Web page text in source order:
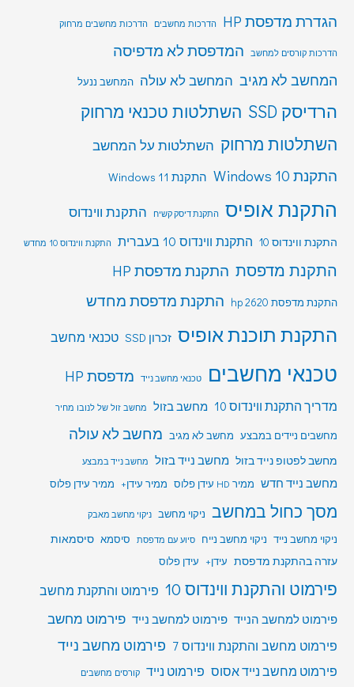
הגדרת מדפסת HP הדרכות מחשבים הדרכות מחשבים מרחוק
הדרכות קורסים למחשב המדפסת לא מדפיסה
המחשב לא מגיב המחשב לא עולה המחשב ננעל
הרדיסק SSD
השתלטות טכנאי מרחוק
השתלטות מרחוק השתלטות על המחשב
התקנת Windows 10 התקנת Windows 11
התקנת אופיס התקנת דיסק קשיח התקנת ווינדוס
התקנת ווינדוס 10 התקנת ווינדוס 10 בעברית התקנת ווינדוס 10 מחדש
התקנת מדפסת התקנת מדפסת HP
התקנת מדפסת hp 2620 התקנת מדפסת מחדש
התקנת תוכנת אופיס זכרון SSD טכנאי מחשב
טכנאי מחשבים טכנאי מחשב נייד מדפסת HP
מדריך התקנת ווינדוס 10 מחשב בזול מחשב זול של לנובו מחיר
מחשבים ניידים במבצע מחשב לא מגיב מחשב לא עולה
מחשב לפטופ נייד בזול מחשב נייד בזול מחשב נייד במבצע
מחשב נייד חדש ממיר HD עידן פלוס ממיר עידן+ ממיר עידן פלוס
מסך כחול במחשב ניקוי מחשב ניקוי מחשב מאבק
ניקוי מחשב נייד ניקוי מחשב נייח סיוע עם מדפסת סיסמא סיסמאות
עזרה בהתקנת מדפסת עידן+ עידן פלוס
פירמוט והתקנת ווינדוס 10 פירמוט והתקנת מחשב
פירמוט למחשב הנייד פירמוט למחשב נייד פירמוט מחשב
פירמוט מחשב והתקנת ווינדוס 7
פירמוט מחשב נייד
פירמוט מחשב נייד אסוס פירמוט נייד קורסים מחשבים